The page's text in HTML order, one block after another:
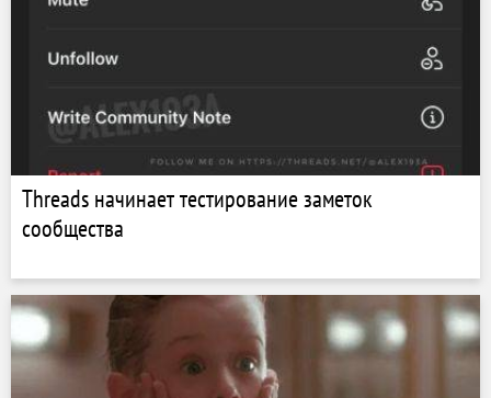
Threads начинает тестирование заметок
сообщества